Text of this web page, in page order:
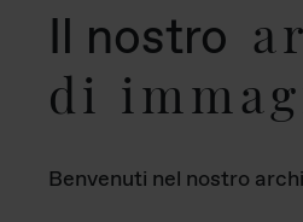
Il nostro
di
Benvenuti nel nostro